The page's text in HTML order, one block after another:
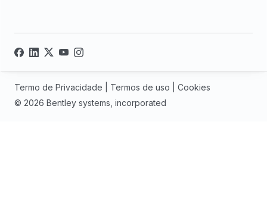
© 2026 Bentley systems, incorporated
Termo de Privacidade Termos de uso Cookies